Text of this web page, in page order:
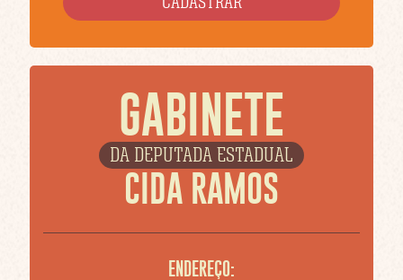
GABINETE
DA DEPUTADA ESTADUAL
CIDA RAMOS
ENDEREÇO: